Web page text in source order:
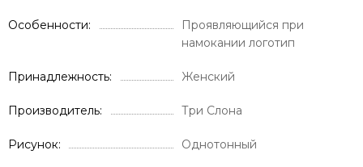
Особенности
Проявляющийся при
намокании логотип
Принадлежность Женский
Производитель Три Слона
Рисунок Однотонный